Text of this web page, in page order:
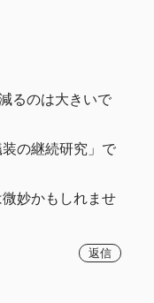
るのは大きいで
の継続研究」で
妙かもしれませ
返信